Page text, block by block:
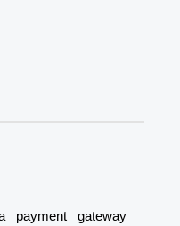
payment gateway